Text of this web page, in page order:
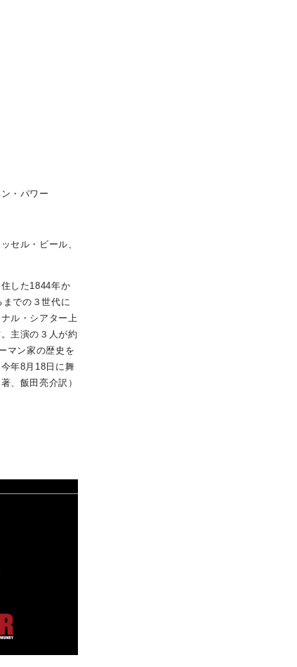
・パワー
セル・ビール、
した1844年か
での３世代に
ル・シアター上
主演の３人が約
マン家の歴史を
年8月18日に舞
、飯田亮介訳）